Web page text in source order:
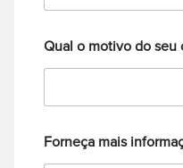
Qual o motivo do seu
Forneça mais